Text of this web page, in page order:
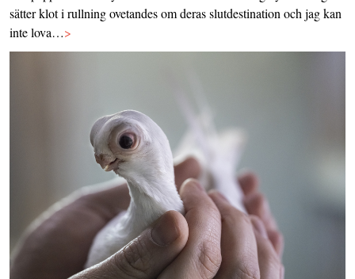
sätter klot i rullning ovetandes om deras slutdestination och jag kan
inte lova…>